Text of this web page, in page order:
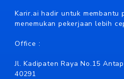
Karir.ai hadir untuk membantu
menemukan pekerjaan lebih
Office :
Jl. Kadipaten Raya No.15
40291